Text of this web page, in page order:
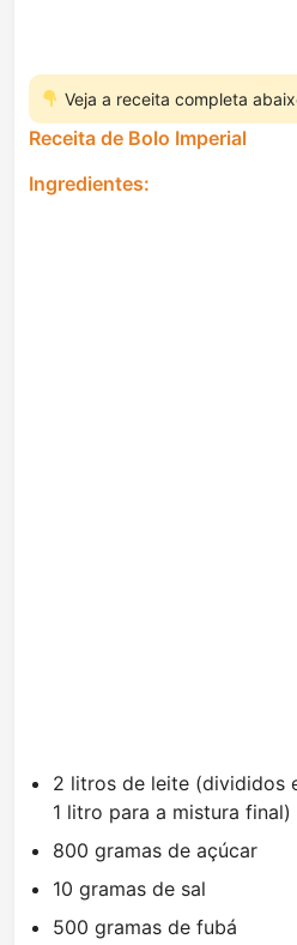
Veja a receita completa
Receita de Bolo Imperial
Ingredientes:
2 litros de leite (divididos
1 litro para a mistura final)
800 gramas de açúcar
10 gramas de sal
500 gramas de fubá